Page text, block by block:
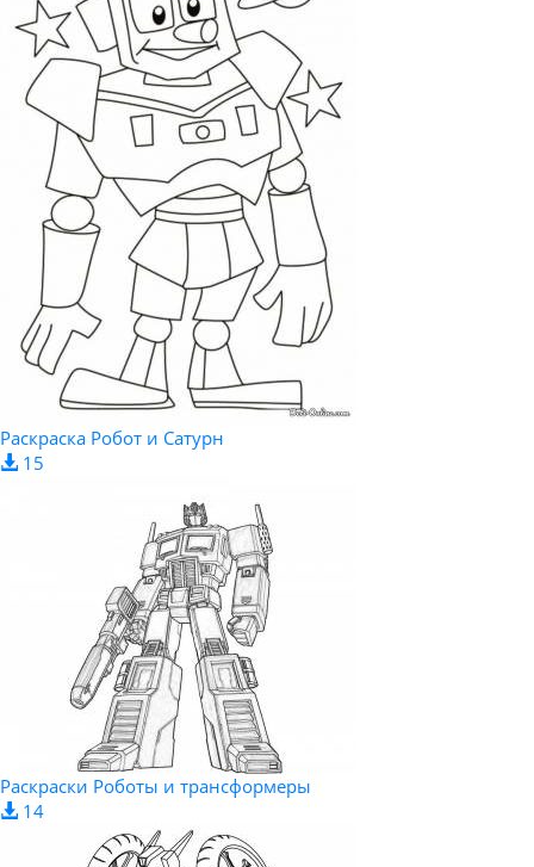
Раскраска Робот и Сатурн
15
Раскраски Роботы и трансформеры
14